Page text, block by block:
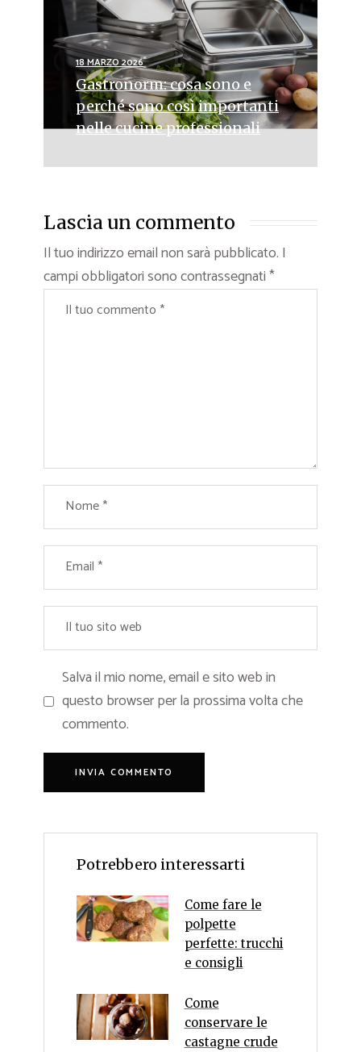
18 MARZO 2026
Gastronorm: cosa sono e
perché sono così importanti
nelle cucine professionali
Lascia un commento
Il tuo indirizzo email non sarà pubblicato. I
campi obbligatori sono contrassegnati*
Salva il mio nome, email e sito web in
questo browser per la prossima volta che
commento.
Potrebbero interessarti
Come fare le
polpette
perfette: trucchi
e consigli
Come
conservare le
castagne crude